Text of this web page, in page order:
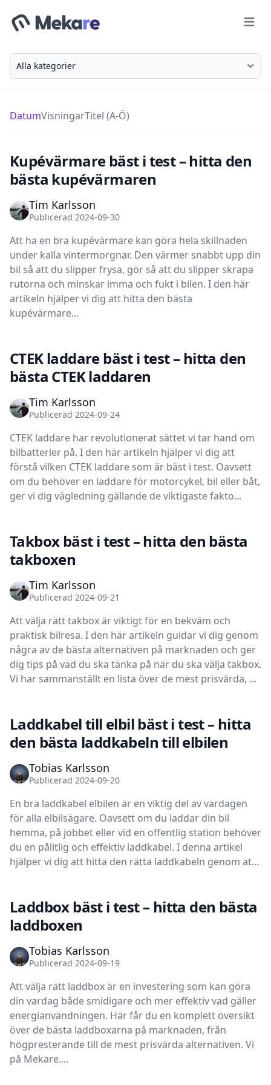
Meny
Välj en kategori
DatumVisningarTitel (A-Ö)
Kupévärmare bäst i test – hitta den
bästa kupévärmaren
Tim Karlsson
Publicerad 2024-09-30
Att ha en bra kupévärmare kan göra hela skillnaden
under kalla vintermorgnar. Den värmer snabbt upp din
bil så att du slipper frysa, gör så att du slipper skrapa
rutorna och minskar imma och fukt i bilen. I den här
artikeln hjälper vi dig att hitta den bästa
kupévärmare...
CTEK laddare bäst i test – hitta den
bästa CTEK laddaren
Tim Karlsson
Publicerad 2024-09-24
CTEK laddare har revolutionerat sättet vi tar hand om
bilbatterier på. I den här artikeln hjälper vi dig att
förstå vilken CTEK laddare som är bäst i test. Oavsett
om du behöver en laddare för motorcykel, bil eller båt,
ger vi dig vägledning gällande de viktigaste fakto...
Takbox bäst i test – hitta den bästa
takboxen
Tim Karlsson
Publicerad 2024-09-21
Att välja rätt takbox är viktigt för en bekväm och
praktisk bilresa. I den här artikeln guidar vi dig genom
några av de bästa alternativen på marknaden och ger
dig tips på vad du ska tänka på när du ska välja takbox.
Vi har sammanställt en lista över de mest prisvärda, ...
Laddkabel till elbil bäst i test – hitta
den bästa laddkabeln till elbilen
Tobias Karlsson
Publicerad 2024-09-20
En bra laddkabel elbilen är en viktig del av vardagen
för alla elbilsägare. Oavsett om du laddar din bil
hemma, på jobbet eller vid en offentlig station behöver
du en pålitlig och effektiv laddkabel. I denna artikel
hjälper vi dig att hitta den rätta laddkabeln genom at...
Laddbox bäst i test – hitta den bästa
laddboxen
Tobias Karlsson
Publicerad 2024-09-19
Att välja rätt laddbox är en investering som kan göra
din vardag både smidigare och mer effektiv vad gäller
energianvändningen. Här får du en komplett översikt
över de bästa laddboxarna på marknaden, från
högpresterande till de mest prisvärda alternativen. Vi
på Mekare....